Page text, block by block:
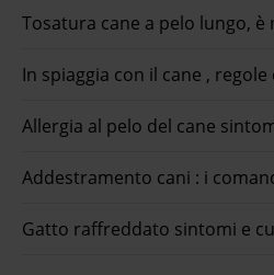
Tosatura cane a pelo lungo, è
In spiaggia con il cane ,
Allergia al pelo del cane
Addestramento cani : i
Gatto raffreddato sintomi e